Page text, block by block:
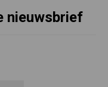
nieuwsbrief